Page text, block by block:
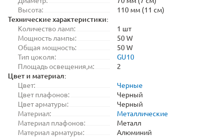
Высота:
110 мм (11 см)
Технические характеристики:
Количество ламп:
1 шт
Мощность лампы:
50 W
Общая мощность:
50 W
Тип цоколя:
GU10
Площадь освещения,м:
2
Цвет и материал:
Цвет:
Черные
Цвет плафонов:
Черный
Цвет арматуры:
Черный
Материал:
Металлические
Материал плафонов:
Металл
Материал арматуры:
Алюминий